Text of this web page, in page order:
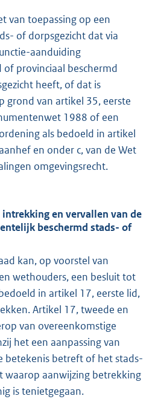
van toepassing op een
of dorpsgezicht dat via
aanduiding
of provinciaal beschermd
heeft, of dat is
grond van artikel 35, eerste
1988 of een
als bedoeld in artikel
en onder c, van de Wet
omgevingsrecht.
en vervallen van de
beschermd stads- of
kan, op voorstel van
wethouders, een besluit tot
in artikel 17, eerste lid,
Artikel 17, tweede en
van overeenkomstige
het een aanpassing van
betekenis betreft of het stads-
waarop aanwijzing betrekking
is tenietgegaan.